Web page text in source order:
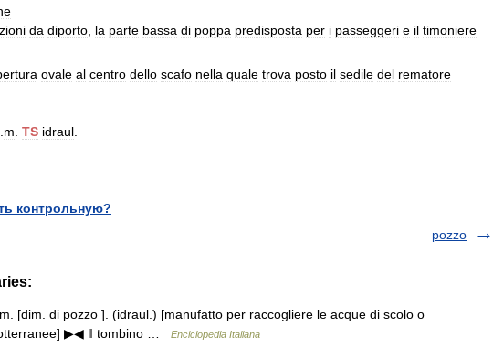
da diporto la parte bassa di poppa predisposta per i passeggeri e il timoniere
ovale al centro dello scafo nella quale trova posto il sedile del rematore
m TS idraul
контрольную?
pozzo
[dim. di pozzo ]. (idraul.) [manufatto per raccogliere le acque di scolo o
▶◀ ‖ tombino …
Enciclopedia Italiana